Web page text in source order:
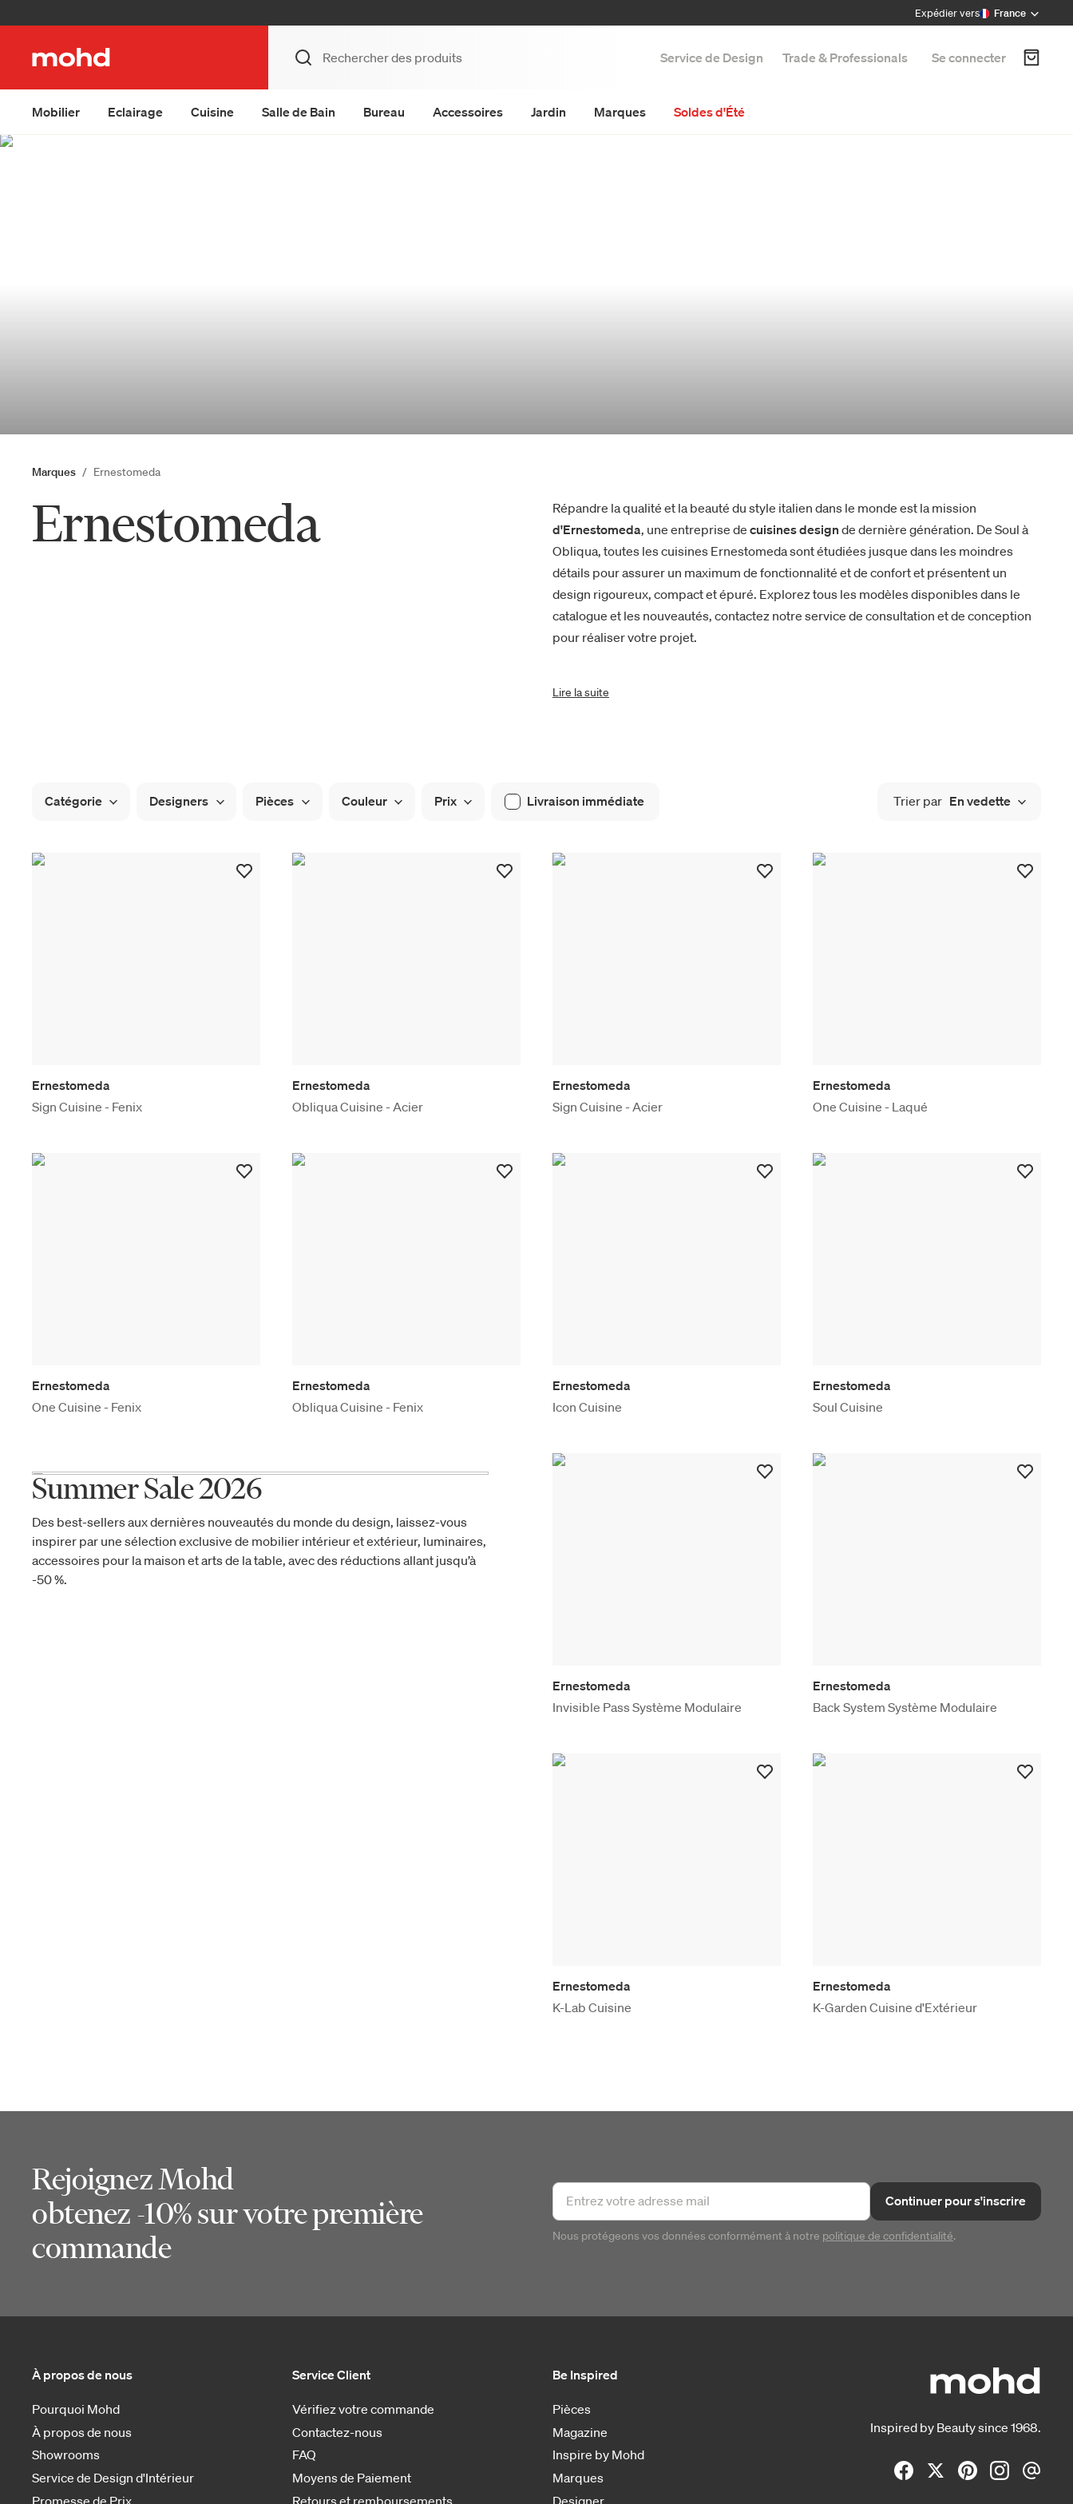
Expédier vers France
Service de Design Trade & Professionals Se connecter
Mobilier Eclairage Cuisine Salle de Bain Bureau Accessoires Jardin Marques Soldes d'Été
Marques Ernestomeda
Ernestomeda
Répandre la qualité et la beauté du style italien dans le monde est la mission
d'Ernestomeda, une entreprise de cuisines design de dernière génération. De Soul à
Obliqua, toutes les cuisines Ernestomeda sont étudiées jusque dans les moindres
détails pour assurer un maximum de fonctionnalité et de confort et présentent un
design rigoureux, compact et épuré. Explorez tous les modèles disponibles dans le
catalogue et les nouveautés, contactez notre service de consultation et de conception
pour réaliser votre projet.
Lire la suite
Catégorie Designers Pièces Couleur Prix Livraison immédiate Trier par En vedette
Ernestomeda
Sign Cuisine - Fenix
Ernestomeda
Obliqua Cuisine - Acier
Ernestomeda
Sign Cuisine - Acier
Ernestomeda
One Cuisine - Laqué
Ernestomeda
One Cuisine - Fenix
Ernestomeda
Obliqua Cuisine - Fenix
Ernestomeda
Icon Cuisine
Ernestomeda
Soul Cuisine
Summer Sale 2026
Des best-sellers aux dernières nouveautés du monde du design, laissez-vous
inspirer par une sélection exclusive de mobilier intérieur et extérieur, luminaires,
accessoires pour la maison et arts de la table, avec des réductions allant jusqu’à
-50 %.
Ernestomeda
Invisible Pass Système Modulaire
Ernestomeda
Back System Système Modulaire
Ernestomeda
K-Lab Cuisine
Ernestomeda
K-Garden Cuisine d'Extérieur
Rejoignez Mohd
obtenez -10% sur votre première
commande
Continuer pour s'inscrire
Nous protégeons vos données conformément à notre politique de confidentialité.
Inspired by Beauty since 1968.
À propos de nous
Pourquoi Mohd
À propos de nous
Showrooms
Service de Design d'Intérieur
Promesse de Prix
Service Client
Vérifiez votre commande
Contactez-nous
FAQ
Moyens de Paiement
Retours et remboursements
Be Inspired
Pièces
Magazine
Inspire by Mohd
Marques
Designer